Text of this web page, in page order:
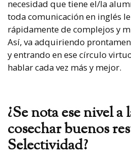
necesidad que tiene el/la
toda comunicación en inglés
rápidamente de complejos y
Así, va adquiriendo
y entrando en ese círculo
hablar cada vez más y mejor.
¿Se nota ese nivel a
cosechar buenos
Selectividad?